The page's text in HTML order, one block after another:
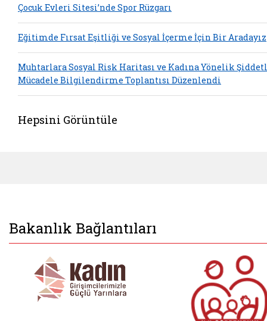
Çocuk Evleri Sitesi’nde Spor Rüzgarı
Eğitimde Fırsat Eşitliği ve Sosyal İçerme İçin Bir Aradayız
Muhtarlara Sosyal Risk Haritası ve Kadına Yönelik
Mücadele Bilgilendirme Toplantısı Düzenlendi
Hepsini Görüntüle
Bakanlık Bağlantıları